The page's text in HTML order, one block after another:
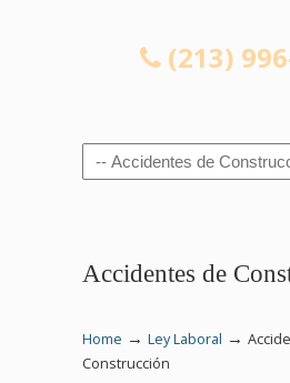
(213)
Navigation
Accidentes de
Home → Ley Laboral →
Construcción